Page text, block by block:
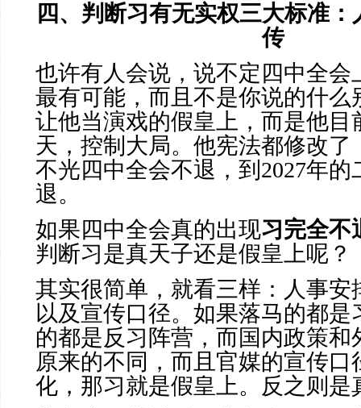
四、判断习有无实权三大标准
传
也许有人会说，说不定四中全会
最有可能，而且不是你说的什么
让他当演戏的假皇上，而是他目
天，控制大局。他宪法都修改了
不光四中全会不退，到 2027年的
退。
如果四中全会真的出现习完全不
判断习是真天子还是假皇上呢？
其实很简单，就看三样：人事安
以及宣传口径。如果落马的都是
的都是反习阵营，而国内政策和
原来的不同，而且官媒的宣传口
化，那习就是假皇上。反之则是